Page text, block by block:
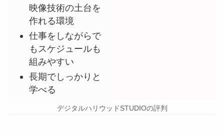
映像技術の土台を
作れる環境
仕事をしながらで
もスケジュールも
組みやすい
長期でしっかりと
学べる
デジタルハリウッドSTUDIOの評判